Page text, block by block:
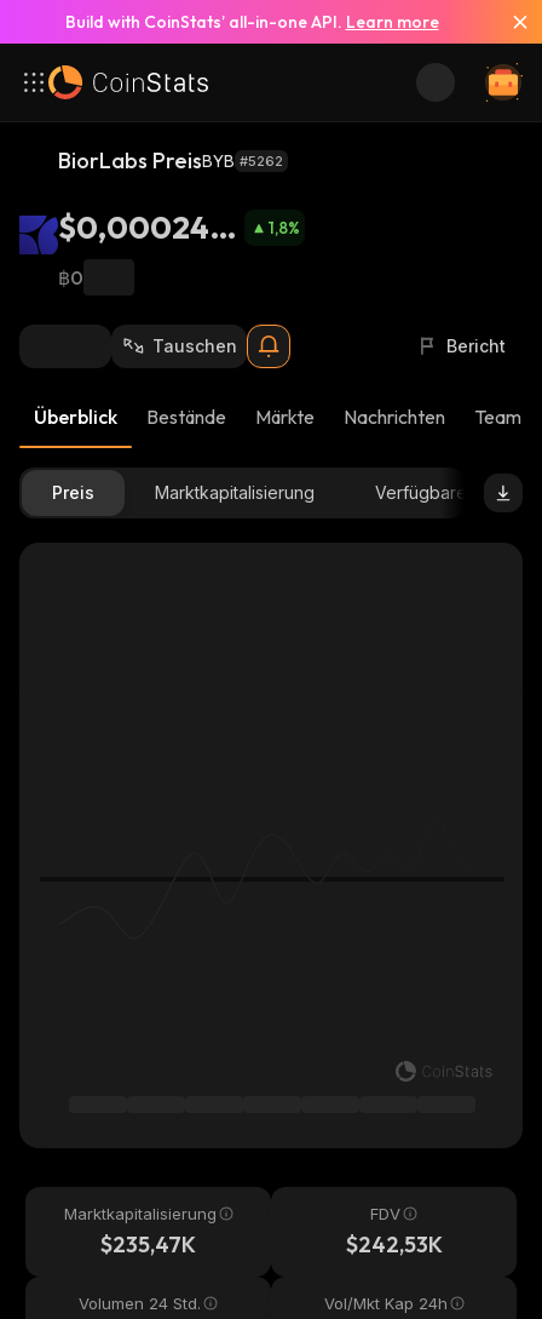
Build with CoinStats’ all-in-one API. Learn more
BiorLabs PreisBYB #5262
$0,000242
5
1,8%
฿0
Tauschen Bericht
Überblick Bestände Märkte Nachrichten Team-
Preis Marktkapitalisierung Verfügbare Menge
Marktkapitalisierung
$235,47K
FDV
$242,53K
Volumen 24 Std. Vol/Mkt Kap 24h